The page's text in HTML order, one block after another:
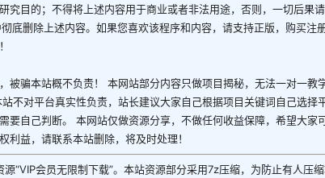
究目的；不得将上述内容用于商业或者非法用途，否则，一切后果
底删除上述内容。如果您喜欢该程序和内容，请支持正版，购买注
被骗本站概不负责！ 本网站部分内容只做项目揭秘，无法一对一教
不对平台真实性负责，站长建议大家自己根据项目关键词自己选择
要自己判断。 本网站仅做资源分享，不做任何收益保障，希望大家
利益，请联系本站删除，将及时处理！
源“VIP会员无限制下载”。本站资源部分采用7z压缩，为防止有人压